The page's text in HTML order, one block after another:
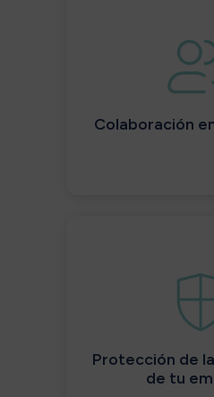
Colaboración
Protección de
de tu